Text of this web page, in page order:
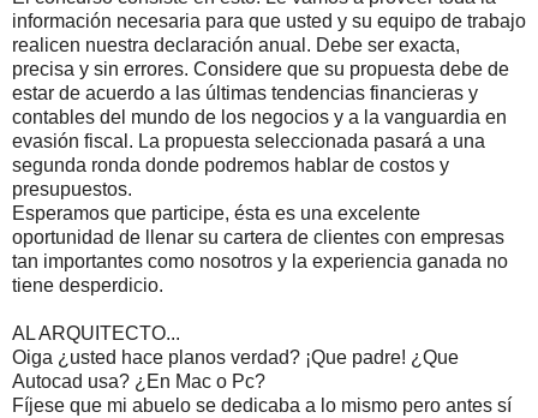
información necesaria para que usted y su equipo de trabajo
realicen nuestra declaración anual. Debe ser exacta,
precisa y sin errores. Considere que su propuesta debe de
estar de acuerdo a las últimas tendencias financieras y
contables del mundo de los negocios y a la vanguardia en
evasión fiscal. La propuesta seleccionada pasará a una
segunda ronda donde podremos hablar de costos y
presupuestos.
Esperamos que participe, ésta es una excelente
oportunidad de llenar su cartera de clientes con empresas
tan importantes como nosotros y la experiencia ganada no
tiene desperdicio.
AL ARQUITECTO...
Oiga ¿usted hace planos verdad? ¡Que padre! ¿Que
Autocad usa? ¿En Mac o Pc?
Fíjese que mi abuelo se dedicaba a lo mismo pero antes sí